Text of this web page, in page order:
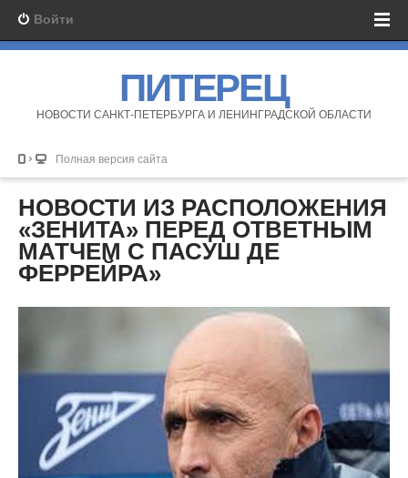
Войти
ПИТЕРЕЦ
НОВОСТИ САНКТ-ПЕТЕРБУРГА И ЛЕНИНГРАДСКОЙ ОБЛАСТИ
Полная версия сайта
НОВОСТИ ИЗ РАСПОЛОЖЕНИЯ
«ЗЕНИТА» ПЕРЕД ОТВЕТНЫМ
МАТЧЕМ С ПАСУШ ДЕ
ФЕРРЕЙРА»